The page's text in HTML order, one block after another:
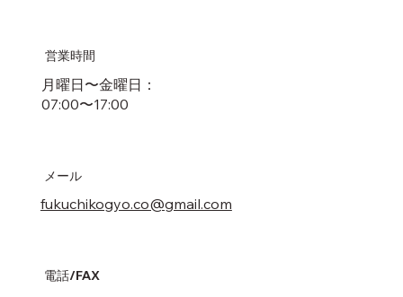
月曜日〜金曜日：
07:00〜17:00
営業時間
fukuchikogyo.co@gmail.com
メール
電話/​FAX